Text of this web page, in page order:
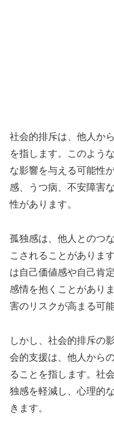
社会的排斥は、他人か
を指します。このよう
な影響を与える可能性
感、うつ病、不安障害
性があります。
孤独感は、他人とのつ
こされることがありま
は自己価値感や自己肯
感情を抱くことがあり
害のリスクが高まる可
しかし、社会的排斥の
会的支援は、他人から
ることを指します。社
独感を軽減し、心理的
きます。